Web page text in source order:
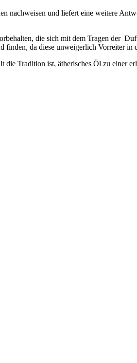
nachweisen und liefert eine weitere
die sich mit dem Tragen der
da diese unweigerlich Vorreiter in
Tradition ist, ätherisches Öl zu einer